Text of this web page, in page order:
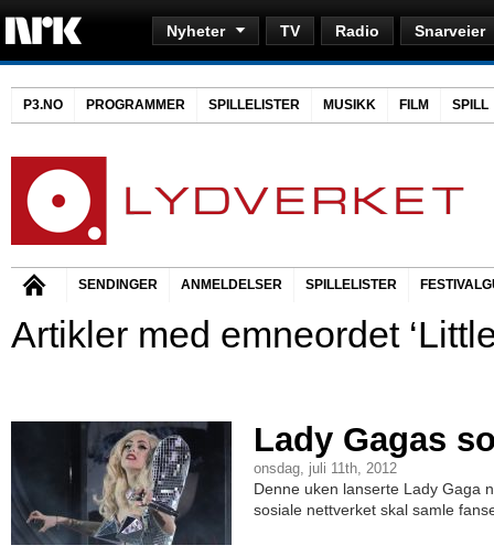
Nyheter TV Radio Snarveier
P3.NO PROGRAMMER SPILLELISTER MUSIKK FILM SPILL
SENDINGER ANMELDELSER SPILLELISTER
Artikler med emneordet
Lady Gagas
onsdag, juli 11th, 2012
Denne uken lanserte Lady Gaga
sosiale nettverket skal samle